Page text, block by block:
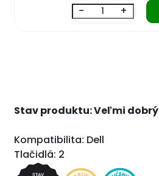
- +
Stav produktu: Veľmi dobrý
Kompatibilita: Dell
Tlačidlá: 2